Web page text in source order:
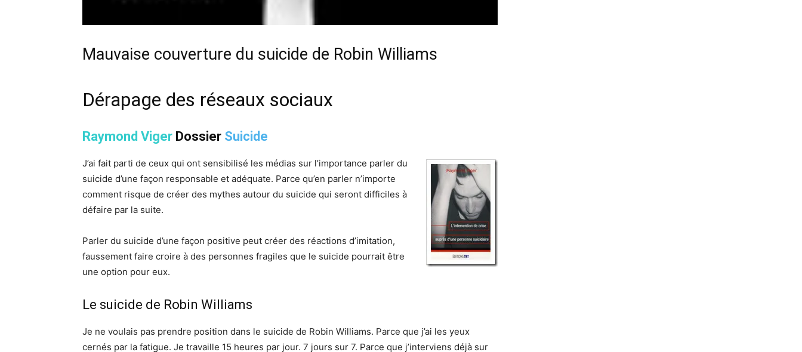
Mauvaise couverture du suicide de Robin Williams
Dérapage des réseaux sociaux
Raymond Viger Dossier Suicide
J’ai fait parti de ceux qui ont sensibilisé les médias sur l’importance parler du
suicide d’une façon responsable et adéquate. Parce qu’en parler n’importe
comment risque de créer des mythes autour du suicide qui seront difficiles à
défaire par la suite.
Parler du suicide d’une façon positive peut créer des réactions d’imitation,
faussement faire croire à des personnes fragiles que le suicide pourrait être
une option pour eux.
Le suicide de Robin Williams
Je ne voulais pas prendre position dans le suicide de Robin Williams. Parce que j’ai les yeux
cernés par la fatigue. Je travaille 15 heures par jour. 7 jours sur 7. Parce que j’interviens déjà sur